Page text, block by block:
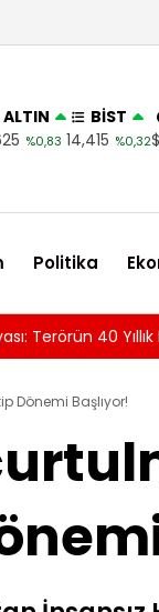
ALTIN
%0,83
BİST
14,415 %0,32
Politika
Ekonomik
Dönemi Başlıyor!